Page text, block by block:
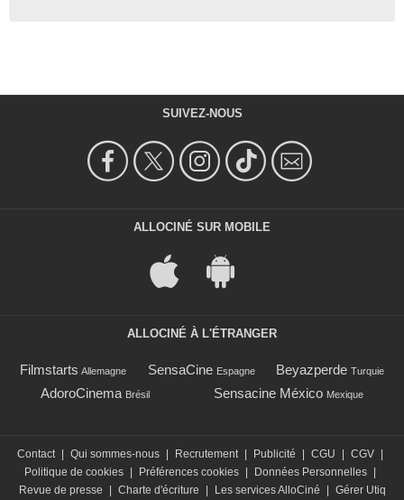
SUIVEZ-NOUS
ALLOCINÉ SUR MOBILE
ALLOCINÉ À L'ÉTRANGER
Filmstarts Allemagne SensaCine Espagne Beyazperde Turquie
AdoroCinema Brésil Sensacine México Mexique
Contact | Qui sommes-nous | Recrutement | Publicité | CGU | CGV |
Politique de cookies | Préférences cookies | Données Personnelles |
Revue de presse
| Charte d'écriture | Les services AlloCiné | Gérer Utiq